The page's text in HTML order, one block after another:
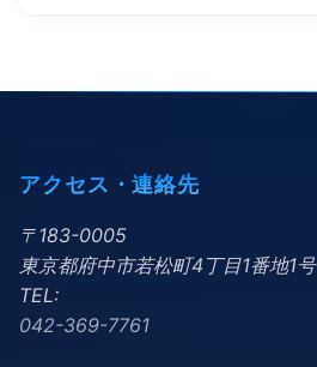
アクセス・連絡先
〒183-0005
東京都府中市若松町4丁目1番地1号
TEL:
042-369-7761